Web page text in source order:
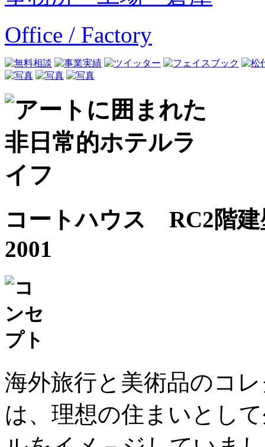
Office / Factory
コートハウス RC2階
2001
海外旅行と美術品のコ
は、理想の住まいとし